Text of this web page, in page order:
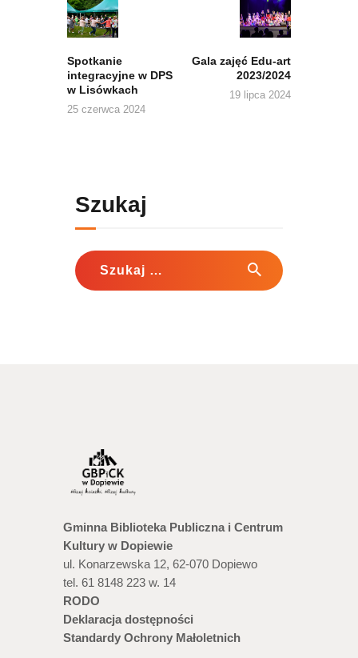
Spotkanie
integracyjne w DPS
w Lisówkach
25 czerwca 2024
Gala zajęć Edu-art
2023/2024
19 lipca 2024
Szukaj
Szukaj:
Gminna Biblioteka Publiczna i Centrum
Kultury w Dopiewie
ul. Konarzewska 12, 62-070 Dopiewo
tel. 61 8148 223 w. 14
RODO
Deklaracja dostępności
Standardy Ochrony Małoletnich